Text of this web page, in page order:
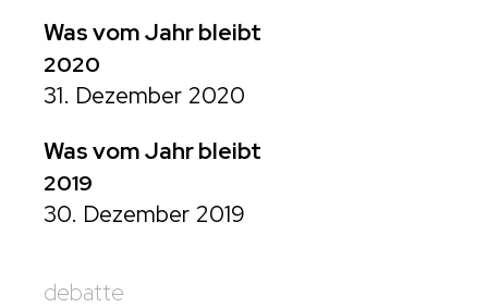
Was vom Jahr bleibt
2020
31. Dezember 2020
Was vom Jahr bleibt
2019
30. Dezember 2019
debatte